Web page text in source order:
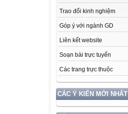
Trao đổi kinh nghiệm
Góp ý với ngành GD
Liên kết website
Soạn bài trực tuyến
Các trang trực thuộc
CÁC Ý KIẾN MỚI NHẤT